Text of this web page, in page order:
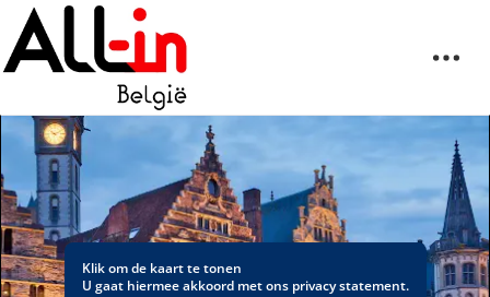
Klik om de kaart te tonen
U gaat hiermee akkoord met ons privacy statement.